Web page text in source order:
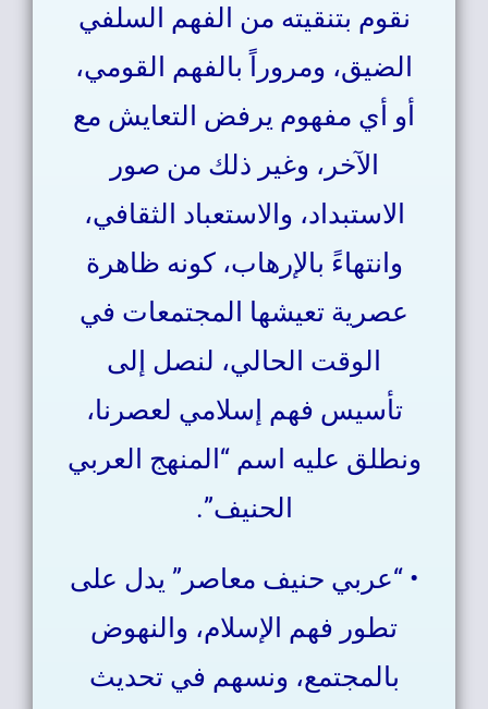
نقوم بتنقيته من الفهم السلفي
الضيق، ومروراً بالفهم القومي،
أو أي مفهوم يرفض التعايش مع
الآخر، وغير ذلك من صور
الاستبداد، والاستعباد الثقافي،
وانتهاءً بالإرهاب، كونه ظاهرة
عصرية تعيشها المجتمعات في
الوقت الحالي، لنصل إلى
تأسيس فهم إسلامي لعصرنا،
ونطلق عليه اسم “المنهج العربي
الحنيف”.
• “عربي حنيف معاصر” يدل على
تطور فهم الإسلام، والنهوض
بالمجتمع، ونسهم في تحديث